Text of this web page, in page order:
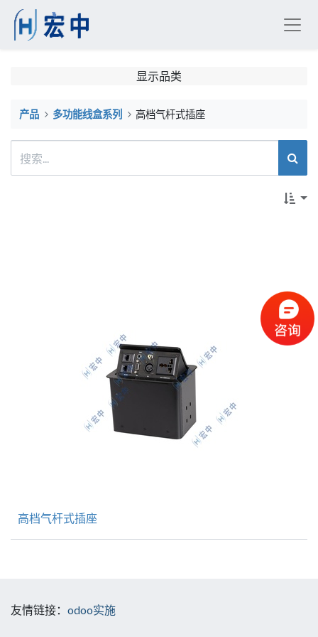
显示品类
产品 多功能线盒系列 高档气杆式插座
高档气杆式插座
友情链接： odoo实施